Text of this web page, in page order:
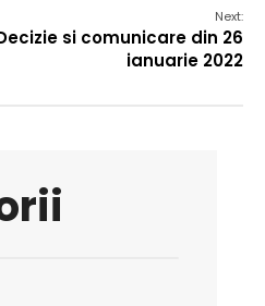
Next:
si comunicare din 26
ianuarie 2022